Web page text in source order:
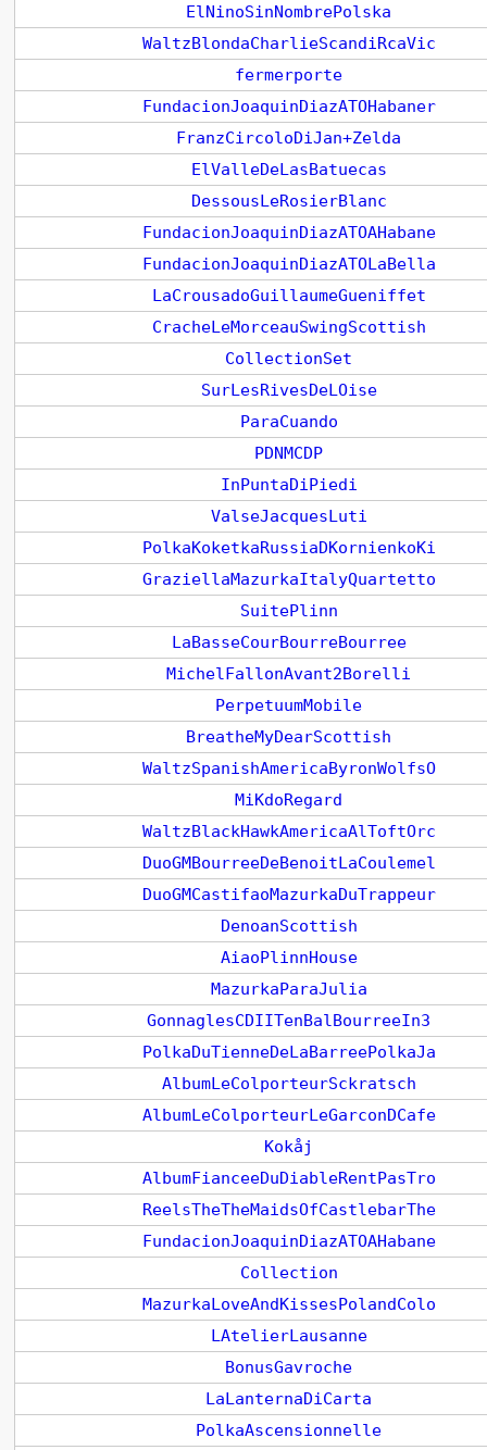
ElNinoSinNombrePolska
WaltzBlondaCharlieScandiRcaVic
fermerporte
FundacionJoaquinDiazATOHabaner
FranzCircoloDiJan+Zelda
ElValleDeLasBatuecas
DessousLeRosierBlanc
FundacionJoaquinDiazATOAHabane
FundacionJoaquinDiazATOLaBella
LaCrousadoGuillaumeGueniffet
CracheLeMorceauSwingScottish
CollectionSet
SurLesRivesDeLOise
ParaCuando
PDNMCDP
InPuntaDiPiedi
ValseJacquesLuti
PolkaKoketkaRussiaDKornienkoKi
GraziellaMazurkaItalyQuartetto
SuitePlinn
LaBasseCourBourreBourree
MichelFallonAvant2Borelli
PerpetuumMobile
BreatheMyDearScottish
WaltzSpanishAmericaByronWolfsO
MiKdoRegard
WaltzBlackHawkAmericaAlToftOrc
DuoGMBourreeDeBenoitLaCoulemel
DuoGMCastifaoMazurkaDuTrappeur
DenoanScottish
AiaoPlinnHouse
MazurkaParaJulia
GonnaglesCDIITenBalBourreeIn3
PolkaDuTienneDeLaBarreePolkaJa
AlbumLeColporteurSckratsch
AlbumLeColporteurLeGarconDCafe
Kokåj
AlbumFianceeDuDiableRentPasTro
ReelsTheTheMaidsOfCastlebarThe
FundacionJoaquinDiazATOAHabane
Collection
MazurkaLoveAndKissesPolandColo
LAtelierLausanne
BonusGavroche
LaLanternaDiCarta
PolkaAscensionnelle